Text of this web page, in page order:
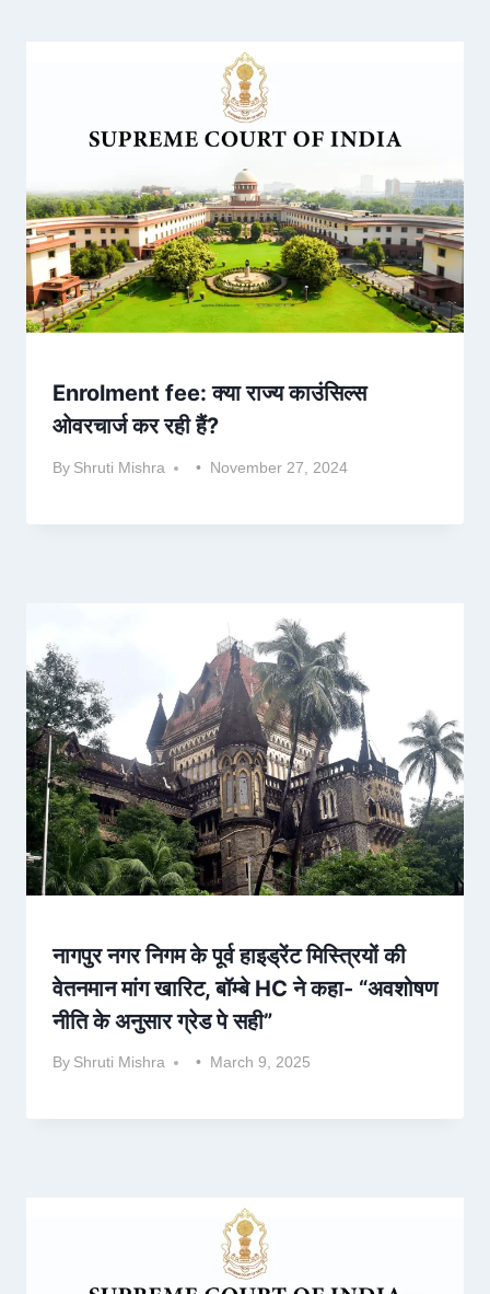
Enrolment fee: क्या राज्य काउंसिल्स
ओवरचार्ज कर रही हैं?
By Shruti Mishra November 27, 2024
नागपुर नगर निगम के पूर्व हाइड्रेंट मिस्त्रियों की
वेतनमान मांग खारिट, बॉम्बे HC ने कहा- “अवशोषण
नीति के अनुसार ग्रेड पे सही”
By Shruti Mishra March 9, 2025